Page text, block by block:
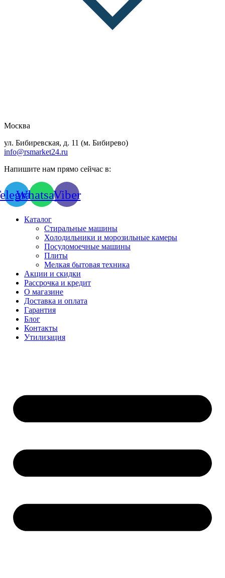
Москва
ул. Бибиревская, д. 11 (м. Бибирево)
info@rsmarket24.ru
Напишите нам прямо сейчас в:
WhatsappViber
Каталог
Стиральные машины
Холодильники и морозильные камеры
Посудомоечные машины
Плиты
Мелкая бытовая техника
Акции и скидки
Рассрочка и кредит
О магазине
Доставка и оплата
Гарантия
Блог
Контакты
Утилизация